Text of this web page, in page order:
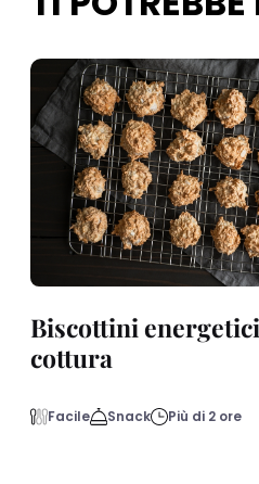
Biscottini
cottura
Facile Snack Più di 2 ore